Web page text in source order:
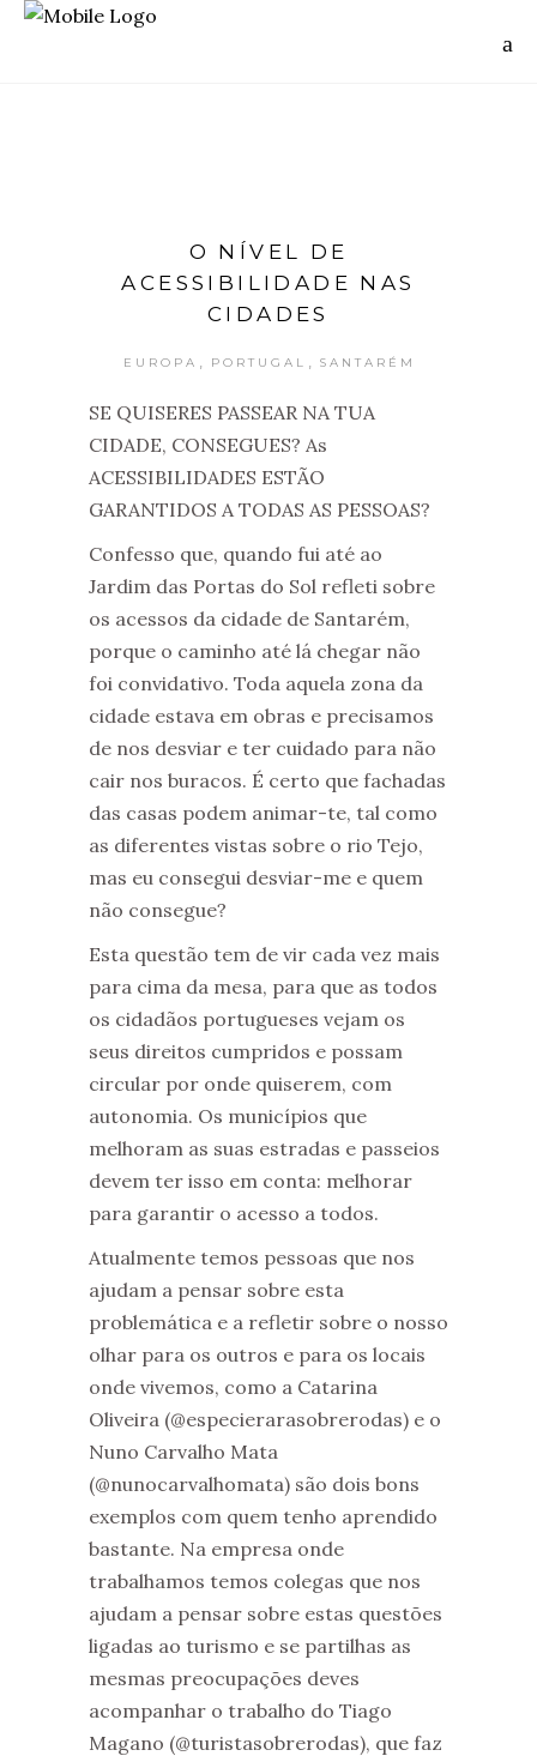
O NÍVEL DE
ACESSIBILIDADE NAS
CIDADES
EUROPA PORTUGAL SANTARÉM
SE QUISERES PASSEAR NA TUA
CIDADE, CONSEGUES? As
ACESSIBILIDADES ESTÃO
GARANTIDOS A TODAS AS PESSOAS?
Confesso que, quando fui até ao
Jardim das Portas do Sol refleti sobre
os acessos da cidade de Santarém,
porque o caminho até lá chegar não
foi convidativo. Toda aquela zona da
cidade estava em obras e precisamos
de nos desviar e ter cuidado para não
cair nos buracos. É certo que fachadas
das casas podem animar-te, tal como
as diferentes vistas sobre o rio Tejo,
mas eu consegui desviar-me e quem
não consegue?
Esta questão tem de vir cada vez mais
para cima da mesa, para que as todos
os cidadãos portugueses vejam os
seus direitos cumpridos e possam
circular por onde quiserem, com
autonomia. Os municípios que
melhoram as suas estradas e passeios
devem ter isso em conta: melhorar
para garantir o acesso a todos.
Atualmente temos pessoas que nos
ajudam a pensar sobre esta
problemática e a refletir sobre o nosso
olhar para os outros e para os locais
onde vivemos, como a Catarina
Oliveira (@especierarasobrerodas) e o
Nuno Carvalho Mata
(@nunocarvalhomata) são dois bons
exemplos com quem tenho aprendido
bastante. Na empresa onde
trabalhamos temos colegas que nos
ajudam a pensar sobre estas questões
ligadas ao turismo e se partilhas as
mesmas preocupações deves
acompanhar o trabalho do Tiago
Magano (@turistasobrerodas), que faz